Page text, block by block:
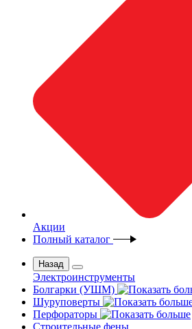
Акции
Полный каталог
Назад
Электроинструменты
Болгарки (УШМ)
Шуруповерты
Перфораторы
Строительные фены